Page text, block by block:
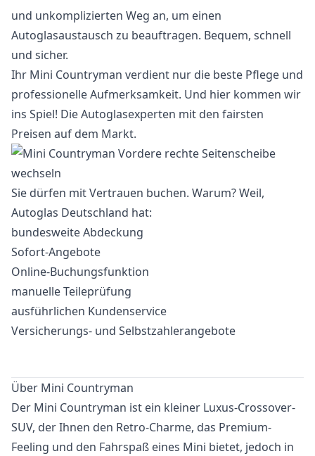
und unkomplizierten Weg an, um einen
Autoglasaustausch zu beauftragen. Bequem, schnell
und sicher.
Ihr Mini Countryman verdient nur die beste Pflege und
professionelle Aufmerksamkeit. Und hier kommen wir
ins Spiel! Die Autoglasexperten mit den fairsten
Preisen auf dem Markt.
Sie dürfen mit Vertrauen buchen. Warum? Weil,
Autoglas Deutschland hat:
bundesweite Abdeckung
Sofort-Angebote
Online-Buchungsfunktion
manuelle Teileprüfung
ausführlichen Kundenservice
Versicherungs- und Selbstzahlerangebote
Über Mini Countryman
Der Mini Countryman ist ein kleiner Luxus-Crossover-
SUV, der Ihnen den Retro-Charme, das Premium-
Feeling und den Fahrspaß eines Mini bietet, jedoch in